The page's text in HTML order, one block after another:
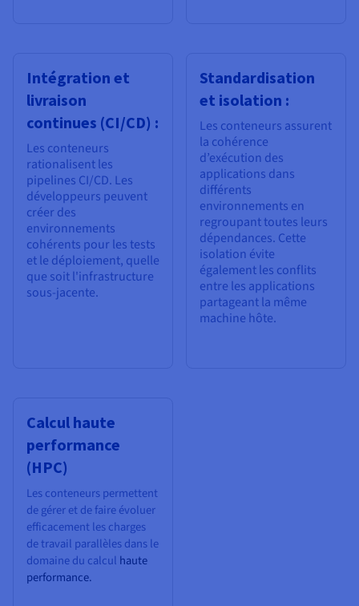
Intégration et
livraison
continues (CI/CD) :
Les conteneurs
rationalisent les
pipelines CI/CD. Les
développeurs peuvent
créer des
environnements
cohérents pour les tests
et le déploiement, quelle
que soit l'infrastructure
sous-jacente.
Standardisation
et isolation :
Les conteneurs assurent
la cohérence
d’exécution des
applications dans
différents
environnements en
regroupant toutes leurs
dépendances. Cette
isolation évite
également les conflits
entre les applications
partageant la même
machine hôte.
Calcul haute
performance
(HPC)
Les conteneurs permettent
de gérer et de faire évoluer
efficacement les charges
de travail parallèles dans le
domaine du calcul haute
performance.